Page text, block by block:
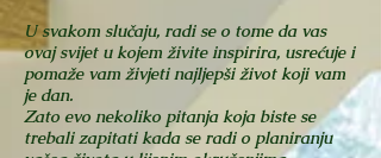
U svakom slučaju, radi se o tome da vas
ovaj svijet u kojem živite inspirira, usrećuje i
pomaže vam živjeti najljepši život koji vam
je dan.
Zato evo nekoliko pitanja koja biste se
trebali zapitati kada se radi o planiranju